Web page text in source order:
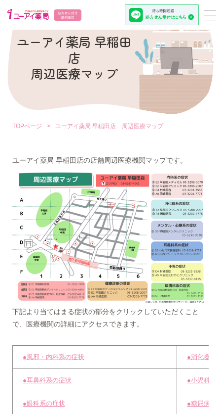
MEDICAL MAP AROUND WASEDA STORE
ユーアイ薬局 早稲田
店
周辺医療マップ
TOPページ > ユーアイ薬局 早稲田店 周辺医療マップ
ユーアイ薬局 早稲田店の店舗周辺医療機関マップです。
下記より当てはまる症状の部分をクリックしていただくこと
で、医療機関の詳細にアクセスできます。
●風邪・内科系の症状 ●消化器系
●耳鼻科系の症状 ●小児科
●眼科系の症状 ●糖尿病系